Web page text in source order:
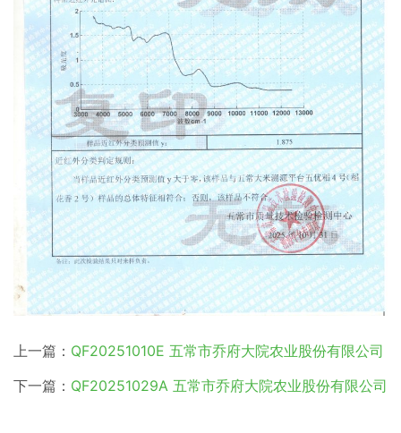
上一篇： QF20251010E 五常市乔府大院农业股份有限公司
下一篇： QF20251029A 五常市乔府大院农业股份有限公司